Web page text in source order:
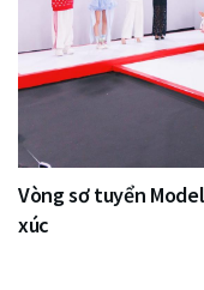
Vòng sơ tuyển
xúc